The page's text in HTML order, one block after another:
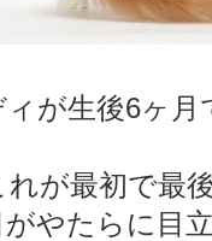
が生後6ヶ
が最初で最
やたらに目